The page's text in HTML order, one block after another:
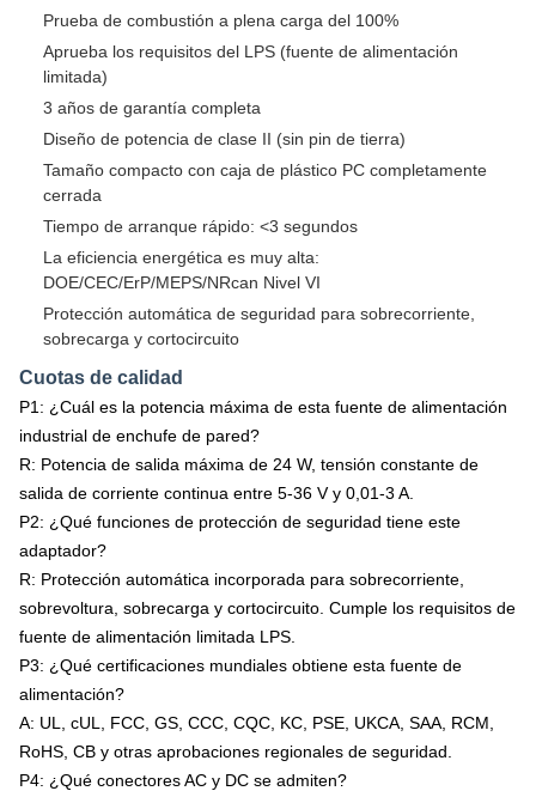
Prueba de combustión a plena carga del 100%
Aprueba los requisitos del LPS (fuente de alimentación
limitada)
3 años de garantía completa
Diseño de potencia de clase II (sin pin de tierra)
Tamaño compacto con caja de plástico PC completamente
cerrada
Tiempo de arranque rápido: <3 segundos
La eficiencia energética es muy alta:
DOE/CEC/ErP/MEPS/NRcan Nivel VI
Protección automática de seguridad para sobrecorriente,
sobrecarga y cortocircuito
Cuotas de calidad
P1: ¿Cuál es la potencia máxima de esta fuente de alimentación
industrial de enchufe de pared?
R: Potencia de salida máxima de 24 W, tensión constante de
salida de corriente continua entre 5-36 V y 0,01-3 A.
P2: ¿Qué funciones de protección de seguridad tiene este
adaptador?
R: Protección automática incorporada para sobrecorriente,
sobrevoltura, sobrecarga y cortocircuito. Cumple los requisitos de
fuente de alimentación limitada LPS.
P3: ¿Qué certificaciones mundiales obtiene esta fuente de
alimentación?
A: UL, cUL, FCC, GS, CCC, CQC, KC, PSE, UKCA, SAA, RCM,
RoHS, CB y otras aprobaciones regionales de seguridad.
P4: ¿Qué conectores AC y DC se admiten?